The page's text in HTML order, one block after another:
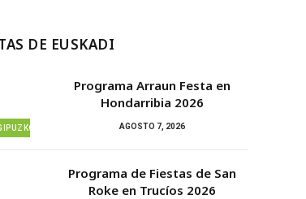
DE EUSKADI
Programa Arraun Festa en
Hondarribia 2026
AGOSTO 7, 2026
Programa de Fiestas de San
Roke en Trucíos 2026